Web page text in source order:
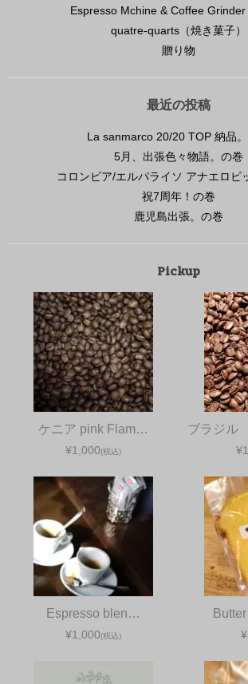
Espresso Mchine & Coffee
quatre-quarts（焼き菓子）
贈り物
最近の投稿
La sanmarco 20/20 TOP 納品
5月、出張色々物語。の巻
コロンビア/エルパライソ アナエロビ
祝7周年！の巻
鹿児島出張。の巻
Pickup
ケニア pink Flam…
¥1,000(税込)
ブラジ
Espresso blen…
¥1,000(税込)